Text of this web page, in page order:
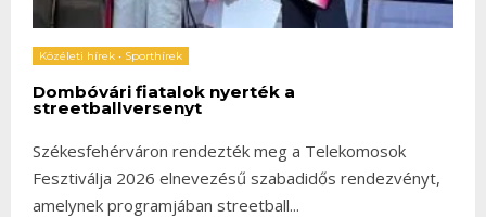
Közéleti hírek • Sporthírek
Dombóvári fiatalok nyerték a
streetballversenyt
Székesfehérváron rendezték meg a Telekomosok
Fesztiválja 2026 elnevezésű szabadidős rendezvényt,
amelynek programjában streetball...